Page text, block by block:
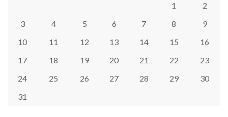
1
2
3
4 5 6 7 8
9
10
11 12 13 14 15
16
17
18 19 20 21 22
23
24
25 26 27 28 29
30
31